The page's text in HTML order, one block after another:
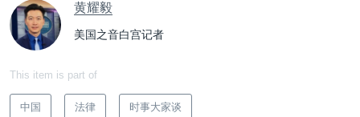
黄耀毅
美国之音白宫记者
This item is part of
中国 法律 时事大家谈